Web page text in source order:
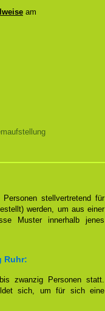
am
stellvertretend für
werden, um aus einer
Muster innerhalb jenes
Ruhr:
zwanzig Personen statt.
sich, um für sich eine